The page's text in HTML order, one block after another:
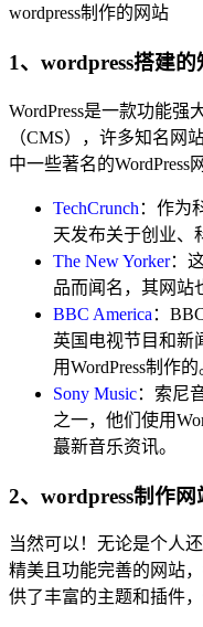
wordpress制作的网站
1、wordpress搭建
WordPress是一款功能
（CMS），许多知名网
中一些著名的WordPress
TechCrunch ：作为
天发布关于创业、
The New Yorker：
品而闻名，其网站
BBC America ：
英国电视节目和新
用WordPress制作的
Sony Music：索尼
之一，他们使用
蕞新音乐资讯。
2、wordpress制作
当然可以！无论是个人
精美且功能完善的网站
供了丰富的主题和插件